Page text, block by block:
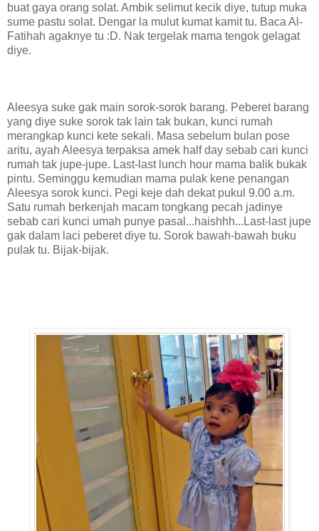
buat gaya orang solat. Ambik selimut kecik diye, tutup muka
sume pastu solat. Dengar la mulut kumat kamit tu. Baca Al-
Fatihah agaknye tu :D. Nak tergelak mama tengok gelagat
diye.
Aleesya suke gak main sorok-sorok barang. Peberet barang
yang diye suke sorok tak lain tak bukan, kunci rumah
merangkap kunci kete sekali. Masa sebelum bulan pose
aritu, ayah Aleesya terpaksa amek half day sebab cari kunci
rumah tak jupe-jupe. Last-last lunch hour mama balik bukak
pintu. Seminggu kemudian mama pulak kene penangan
Aleesya sorok kunci. Pegi keje dah dekat pukul 9.00 a.m.
Satu rumah berkenjah macam tongkang pecah jadinye
sebab cari kunci umah punye pasal...haishhh...Last-last jupe
gak dalam laci peberet diye tu. Sorok bawah-bawah buku
pulak tu. Bijak-bijak.